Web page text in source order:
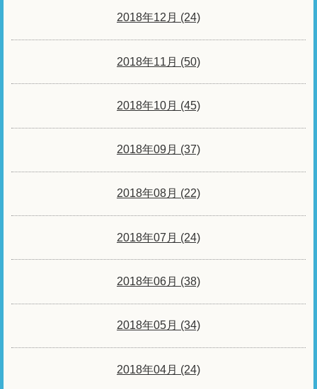
2018年12月 (24)
2018年11月 (50)
2018年10月 (45)
2018年09月 (37)
2018年08月 (22)
2018年07月 (24)
2018年06月 (38)
2018年05月 (34)
2018年04月 (24)